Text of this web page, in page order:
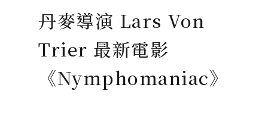
丹麥導演 Lars Von
Trier 最新電影
《Nymphomaniac》